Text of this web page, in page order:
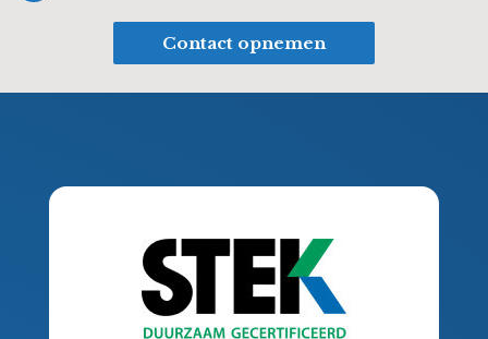
Contact opnemen